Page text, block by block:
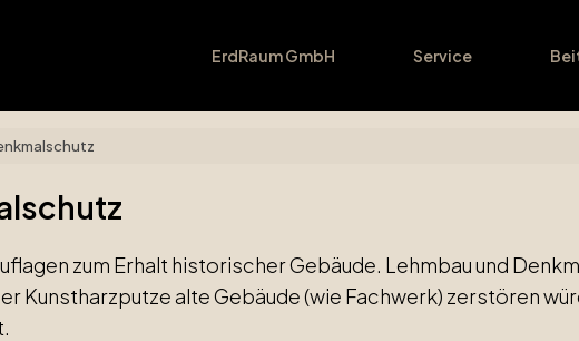
ErdRaum GmbH Service
zum Erhalt historischer Gebäude. Lehmbau und
Kunstharzputze alte Gebäude (wie Fachwerk) zerstören